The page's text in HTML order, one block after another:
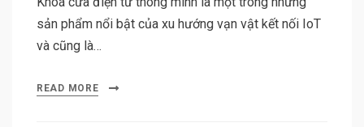
sản phẩm nổi bật của xu hướng vạn vật kết nối IoT
và cũng là…
READ MORE